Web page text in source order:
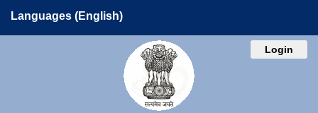
Languages (English)
Login